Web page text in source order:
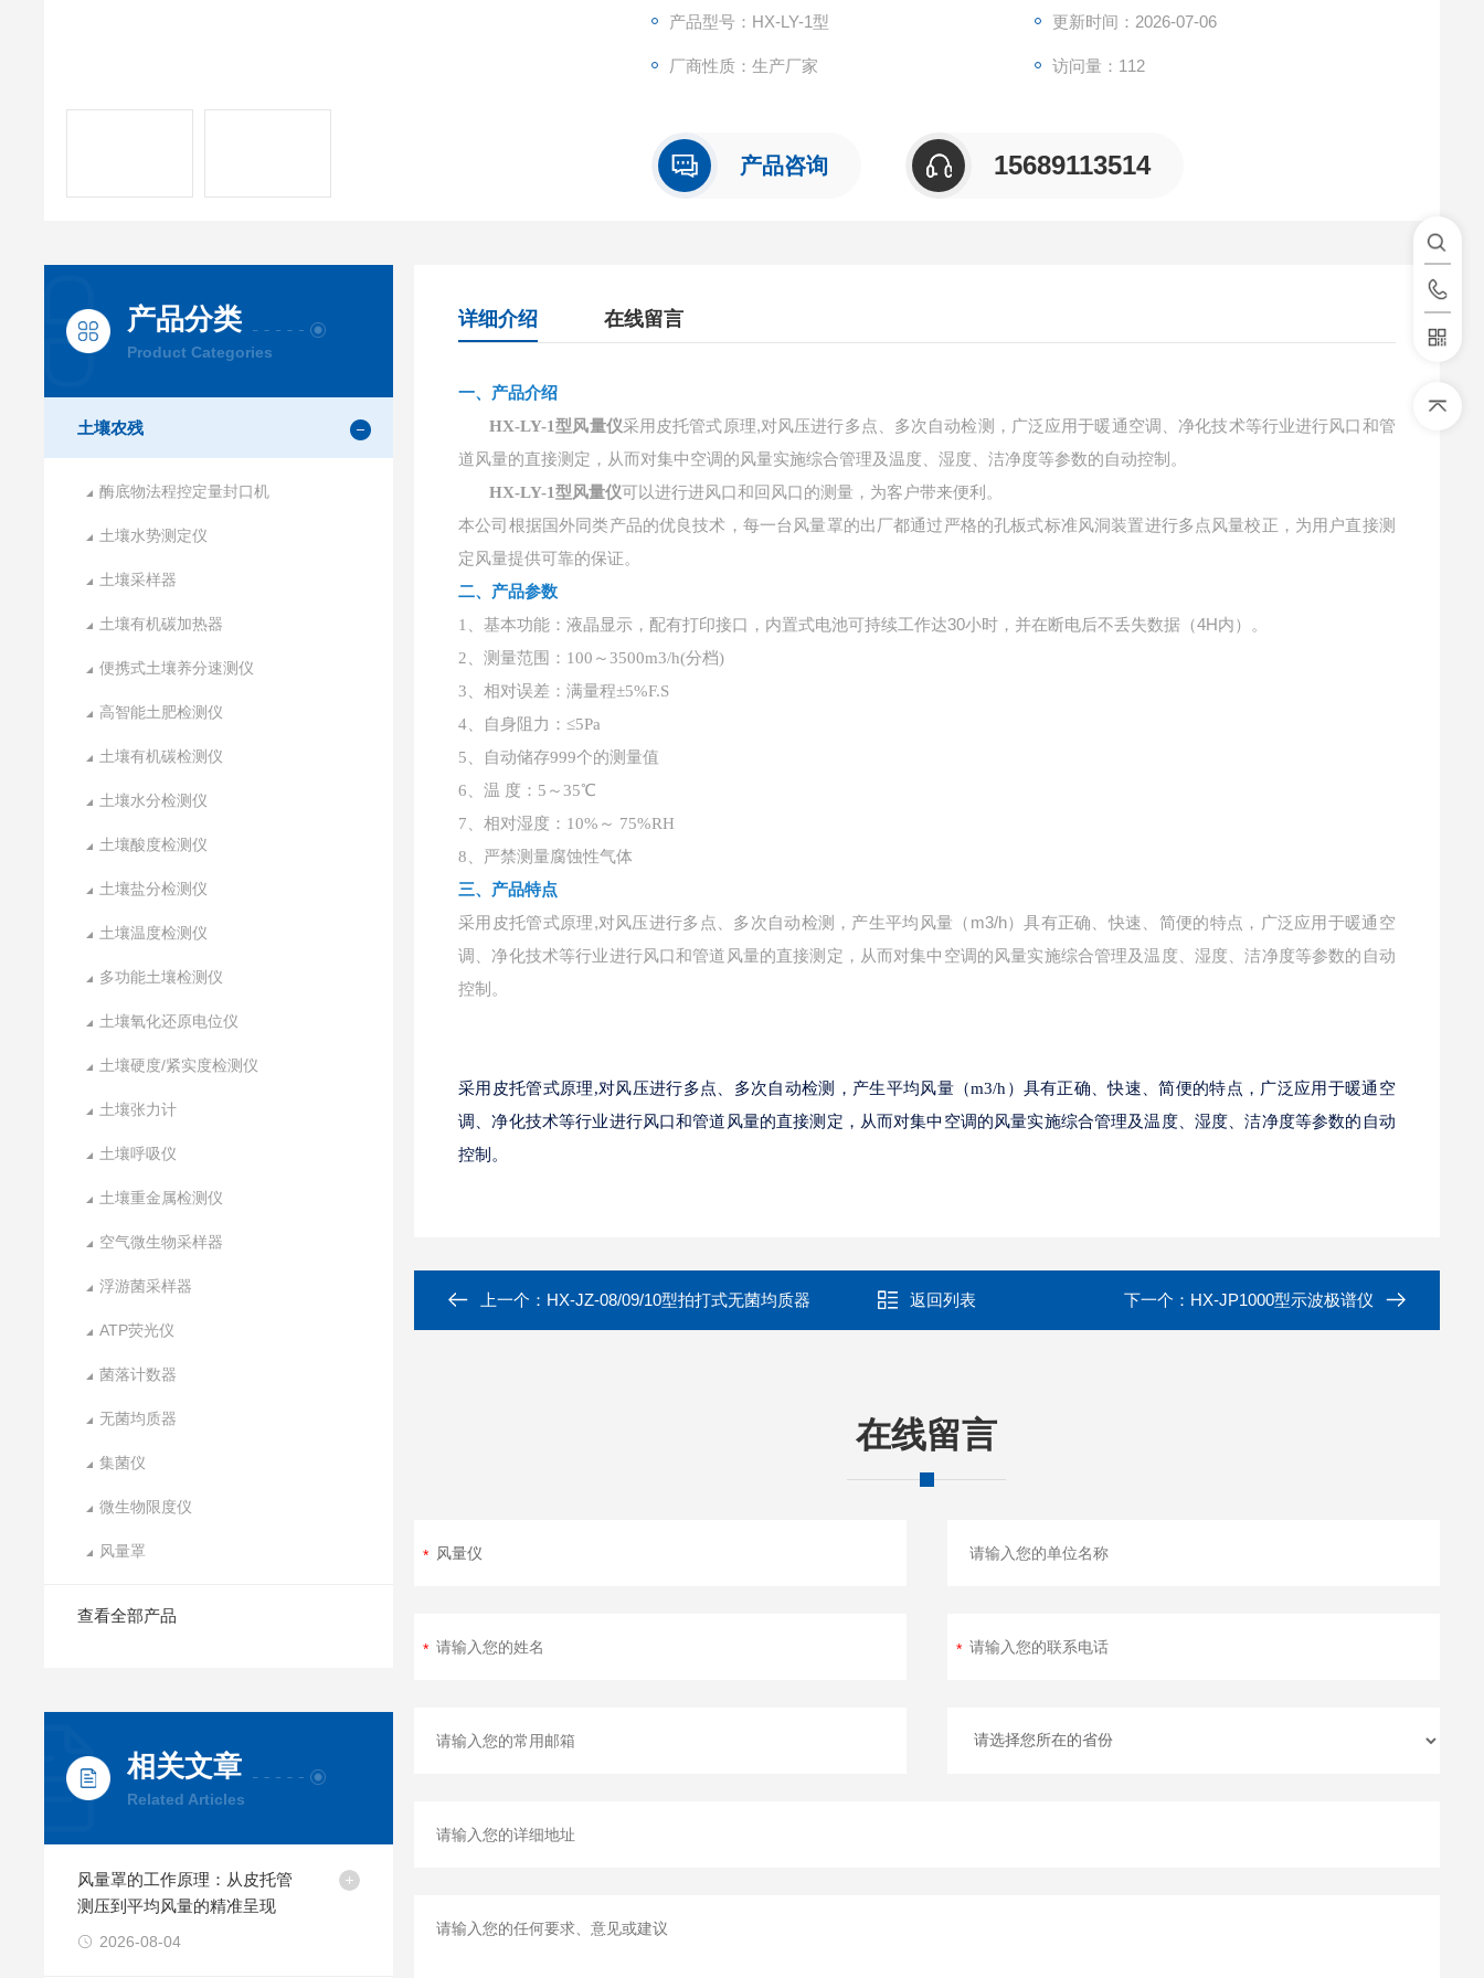
产品型号：HX-LY-1型 更新时间：2026-07-06
厂商性质：生产厂家 访问量：112
产品咨询 15689113514
产品分类
Product Categories
土壤农残
酶底物法程控定量封口机
土壤水势测定仪
土壤采样器
土壤有机碳加热器
便携式土壤养分速测仪
高智能土肥检测仪
土壤有机碳检测仪
土壤水分检测仪
土壤酸度检测仪
土壤盐分检测仪
土壤温度检测仪
多功能土壤检测仪
土壤氧化还原电位仪
土壤硬度/紧实度检测仪
土壤张力计
土壤呼吸仪
土壤重金属检测仪
空气微生物采样器
浮游菌采样器
ATP荧光仪
菌落计数器
无菌均质器
集菌仪
微生物限度仪
风量罩
查看全部产品
相关文章
Related Articles
风量罩的工作原理：从皮托管
测压到平均风量的精准呈现
2026-08-04
详细介绍 在线留言
一、产品介绍
HX-LY-1型风量仪采用皮托管式原理,对风压进行多点、多次自动检测，广泛应用于暖通空调、净化技术等行业进行风口和管
道风量的直接测定，从而对集中空调的风量实施综合管理及温度、湿度、洁净度等参数的自动控制。
HX-LY-1型风量仪可以进行进风口和回风口的测量，为客户带来便利。
本公司根据国外同类产品的优良技术，每一台 风量罩的出厂都通过严格的孔板式标准风洞装置进行多点风量校正，为用户直接测
定风量提供可靠的保证。
二、 产品参数
1、基本功能：液晶显示，配有打印接口，内置式电池可持续工作达30小时，并在断电后不丢失数据（4H内）。
2、测量范围：100～3500m3/h(分档)
3、相对误差：满量程±5%F.S
4、自身阻力：≤5Pa
5、自动储存999个的测量值
6、温 度：5～35℃
7、相对湿度：10%～ 75%RH
8、严禁测量腐蚀性气体
三、产品特点
采用皮托管式原理,对风压进行多点、多次自动检测，产生平均风量（m3/h）具有正确、快速、简便的特点，广泛应用于暖通空
调、净化技术等行业进行风口和管道风量的直接测定，从而对集中空调的风量实施综合管理及温度、湿度、洁净度等参数的自动
控制。
采用皮托管式原理,对风压进行多点、多次自动检测，产生平均风量（m3/h）具有正确、快速、简便的特点，广泛应用于暖通空
调、净化技术等行业进行风口和管道风量的直接测定，从而对集中空调的风量实施综合管理及温度、湿度、洁净度等参数的自动
控制。
上一个： HX-JZ-08/09/10型拍打式无菌均质器 返回列表 下一个： HX-JP1000型示波极谱仪
在线留言